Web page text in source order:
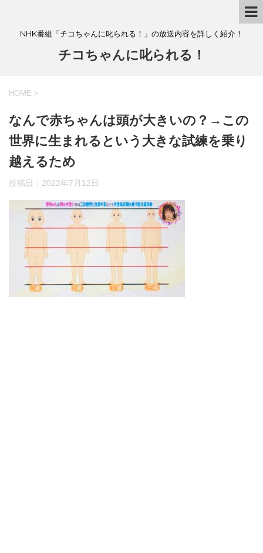
NHK番組「チコちゃんに叱られる！」の放送内容を詳しく紹介！
チコちゃんに叱られる！
HOME >
なんで赤ちゃんは頭が大きいの？→この
世界に生まれるという大きな試練を乗り
越えるため
投稿日： 2022年7月12日